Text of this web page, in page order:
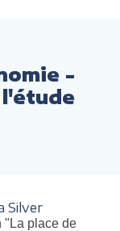
-
Silver
"La place de